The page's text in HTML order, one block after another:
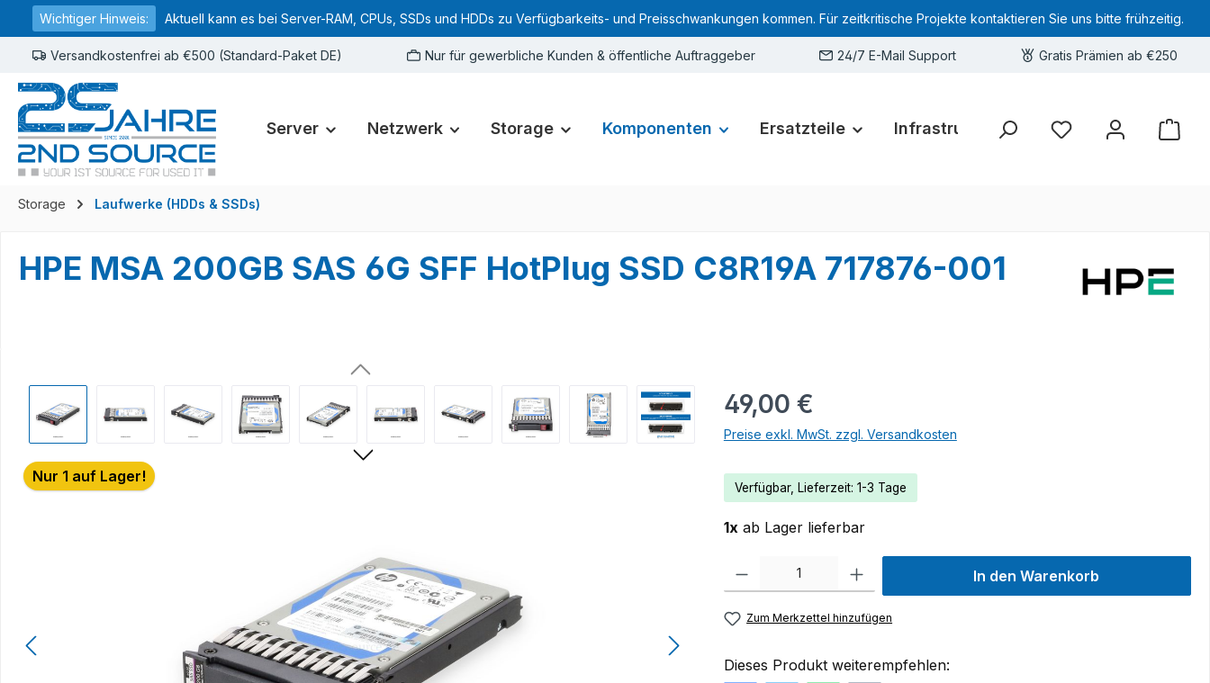
Zur Hauptnavigation springen
Wichtiger Hinweis: Aktuell kann es bei Server-RAM, CPUs, SSDs und HDDs zu Verfügbarkeits- und Preisschwankungen kommen. Für zeitkritische Projekte kontaktieren Sie uns bitte frühzeitig.
Versandkostenfrei ab €500 (Standard-Paket DE) Nur für gewerbliche Kunden & öffentliche Auftraggeber 24/7 E-Mail Support Gratis Prämien ab €250
Server Netzwerk Storage Komponenten Ersatzteile Infrastruktur Hardware-Deals
Sie haben 0 Produkte
Storage Laufwerke (HDDs & SSDs)
HPE MSA 200GB SAS 6G SFF HotPlug SSD C8R19A 717876-001
Nur 1 auf Lager!
49,00 €
Preise exkl. MwSt. zzgl. Versandkosten
Verfügbar, Lieferzeit: 1-3 Tage
1x ab Lager lieferbar
Produkt Anzahl: Gib den gewünschten Wert ein oder benutze die Schaltflächen um die
In den Warenkorb
Zum Merkzettel hinzufügen
Dieses Produkt weiterempfehlen: